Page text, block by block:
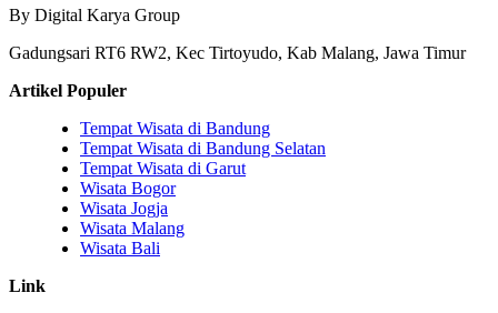
By Digital Karya Group
Gadungsari RT6 RW2, Kec Tirtoyudo, Kab Malang, Jawa Timur
Artikel Populer
Tempat Wisata di Bandung
Tempat Wisata di Bandung Selatan
Tempat Wisata di Garut
Wisata Bogor
Wisata Jogja
Wisata Malang
Wisata Bali
Link